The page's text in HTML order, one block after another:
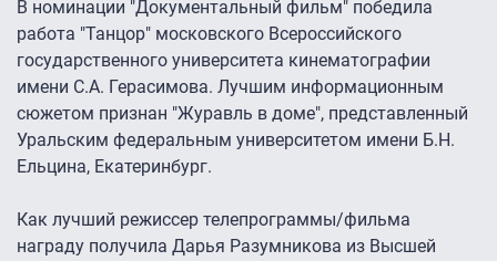
В номинации "Документальный фильм" победила
работа "Танцор" московского Всероссийского
государственного университета кинематографии
имени С.А. Герасимова. Лучшим информационным
сюжетом признан "Журавль в доме", представленный
Уральским федеральным университетом имени Б.Н.
Ельцина, Екатеринбург.
Как лучший режиссер телепрограммы/фильма
награду получила Дарья Разумникова из Высшей